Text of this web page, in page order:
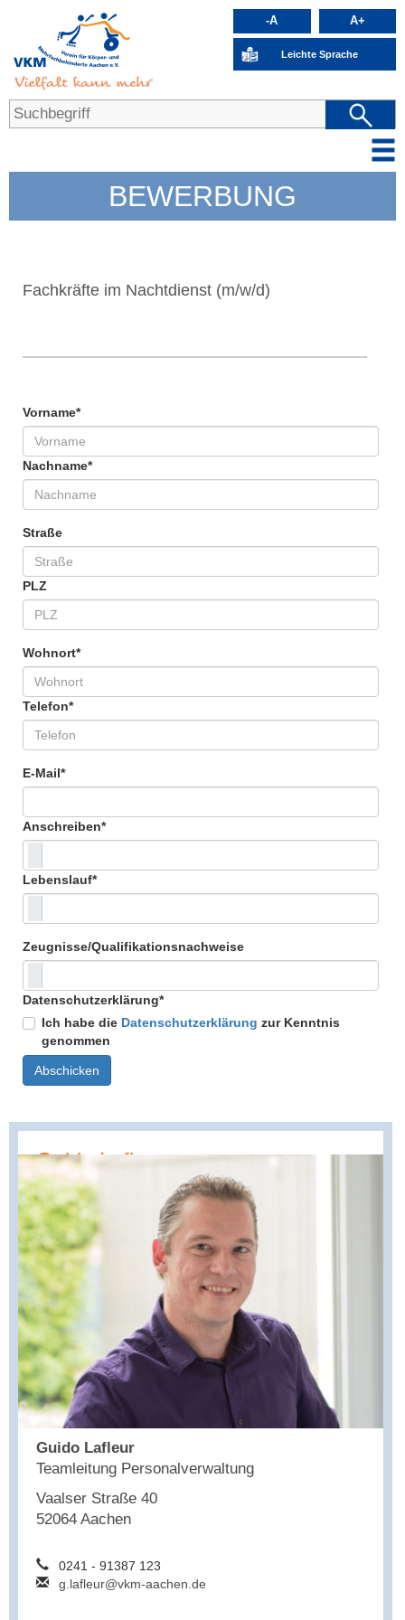
-A A+
Leichte Sprache
BEWERBUNG
Vorname*
Nachname*
Straße
PLZ
Wohnort*
Telefon*
E-Mail*
Anschreiben*
Lebenslauf*
Zeugnisse/Qualifikationsnachweise
Datenschutzerklärung*
Ich habe die Datenschutzerklärung zur Kenntnis
genommen
Guido Lafleur
Guido Lafleur
Teamleitung Personalverwaltung
Vaalser Straße 40
52064 Aachen
0241 - 91387 123
g.lafleur@vkm-aachen.de